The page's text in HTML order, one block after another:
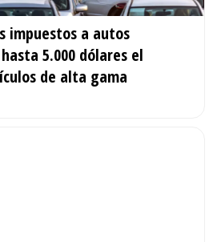
impuestos a autos
5.000 dólares el
de alta gama